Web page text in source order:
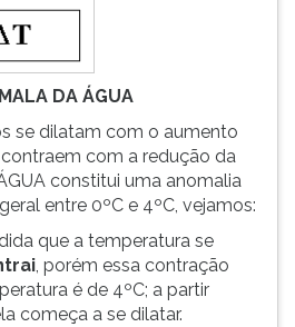
DA ÁGUA
se dilatam com o aumento
com a redução da
constitui uma anomalia
entre 0ºC e 4ºC, vejamos:
que a temperatura se
, porém essa contração
é de 4ºC; a partir
começa a se dilatar.